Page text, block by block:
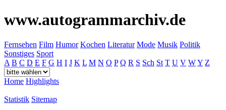
www.autogrammarchiv.de
Fernsehen Film Humor Kochen Literatur Mode Musik Politik
Sonstiges Sport
A B C D E F G H I J K L M N O P Q R S Sch St T U V WY Z
Home Highlights
Statistik Sitemap